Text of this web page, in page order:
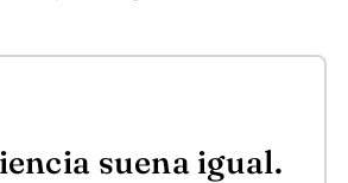
suena igual.